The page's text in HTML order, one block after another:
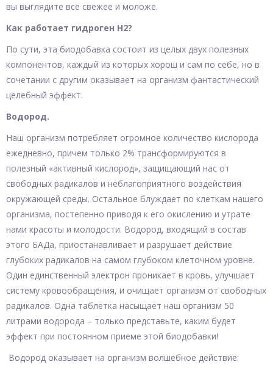
вы выглядите все свежее и моложе.
Как работает гидроген H2?
По сути, эта биодобавка состоит из целых двух полезных
компонентов, каждый из которых хорош и сам по себе, но в
сочетании с другим оказывает на организм фантастический
целебный эффект.
Водород.
Наш организм потребляет огромное количество кислорода
ежедневно, причем только 2% трансформируются в
полезный «активный кислород», защищающий нас от
свободных радикалов и неблагоприятного воздействия
окружающей среды. Остальное блуждает по клеткам нашего
организма, постепенно приводя к его окислению и утрате
нами красоты и молодости. Водород, входящий в состав
этого БАДа, приостанавливает и разрушает действие
глубоких радикалов на самом глубоком клеточном уровне.
Один единственный электрон проникает в кровь, улучшает
систему кровообращения, и очищает организм от свободных
радикалов. Одна таблетка насыщает наш организм 50
литрами водорода – только представьте, каким будет
эффект при постоянном приеме этой биодобавки!
Водород оказывает на организм волшебное действие: